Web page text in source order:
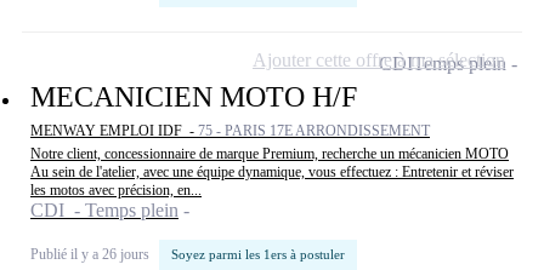
MECANICIEN MOTO H/F
MENWAY EMPLOI IDF - 75 - PARIS 17E ARRONDISSEMENT
Notre client, concessionnaire de marque Premium, recherche un mécanicien MOTO
Au sein de l'atelier, avec une équipe dynamique, vous effectuez : Entretenir et réviser
les motos avec précision, en...
CDI - Temps plein
Publié il y a 26 jours Soyez parmi les 1ers à postuler
CDITemps plein
Ajouter cette offre à ma sélection